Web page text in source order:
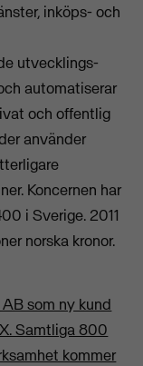
inköps- och
utvecklings-
automatiserar
och offentlig
använder
Koncernen har
i Sverige. 2011
norska kronor.
som ny kund
Samtliga 800
kommer